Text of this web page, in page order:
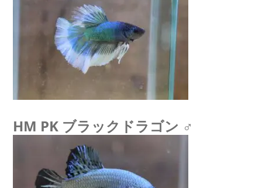
HM PK ブラックドラゴン ♂